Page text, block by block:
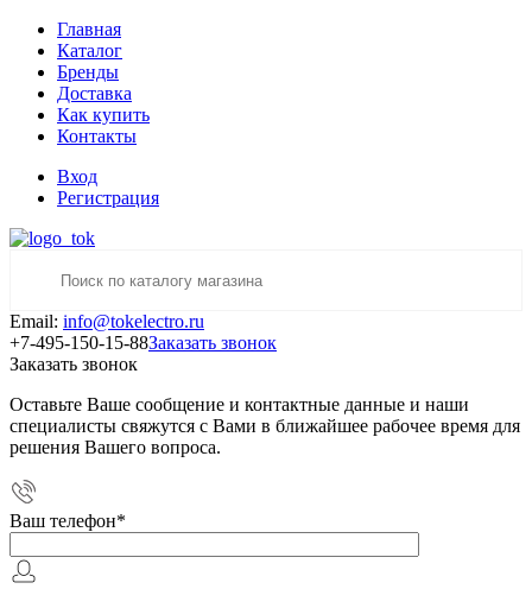
Главная
Каталог
Бренды
Доставка
Как купить
Контакты
Вход
Регистрация
Email: info@tokelectro.ru
+7-495-150-15-88Заказать звонок
Заказать звонок
Оставьте Ваше сообщение и контактные данные и наши
специалисты свяжутся с Вами в ближайшее рабочее время для
решения Вашего вопроса.
Ваш телефон*